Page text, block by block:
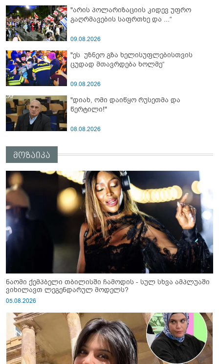
სამრეცხაოდ აქცია"
"არის პოლარიზაციის კიდევ უფრო
გაღრმავების საფრთხე და ...“
09.08.2026
"ეს უზნეო გზა ხელისუფლებისთვის
ცუდად მთავრდება ხოლმე“
09.08.2026
"დიახ, ომი დაიწყო რუსეთმა და
წერტილი!"
08.08.2026
მოზაიკა
ნაომი ქემპბელი თბილისში ჩამოდის - სულ სხვა ამპლუაში
ვიხილავთ ლეგენდარულ მოდელს?
05.08.2026